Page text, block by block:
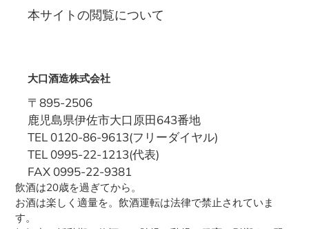
本サイトの閲覧について
大口酒造株式会社
〒895-2506
鹿児島県伊佐市大口原田643番地
TEL 0120-86-9613(フリーダイヤル)
TEL 0995-22-1213(代表)
FAX 0995-22-9381
飲酒は20歳を過ぎてから。
お酒は楽しく適量を。飲酒運転は法律で禁止されていま
す。